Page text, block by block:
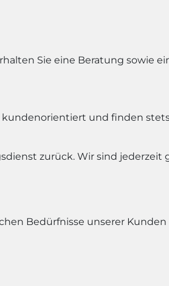
Sie eine Beratung sowie
kundenorientiert und finden
zurück. Wir sind jederzeit
Bedürfnisse unserer Kunden